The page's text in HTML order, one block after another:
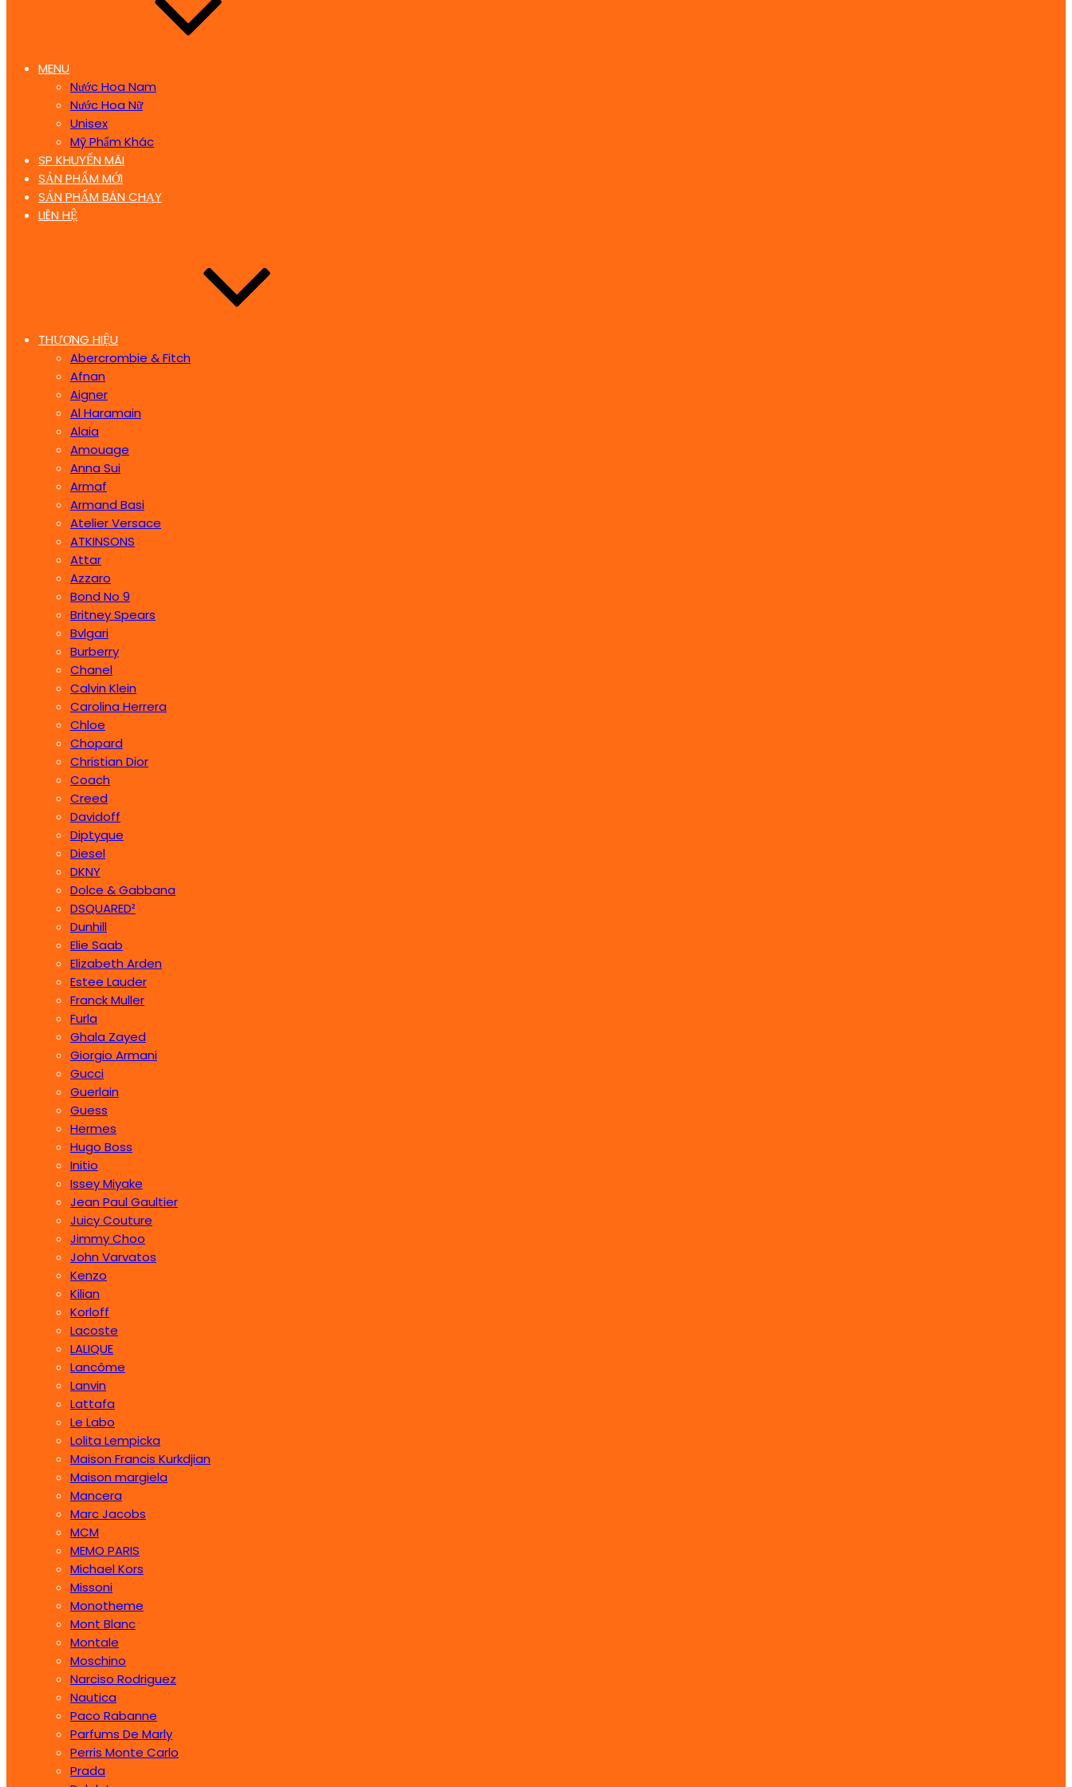
MENU
Nước Hoa Nam
Nước Hoa Nữ
Unisex
Mỹ Phẩm Khác
SP KHUYẾN MÃI
SẢN PHẨM MỚI
SẢN PHẨM BÁN CHẠY
LIÊN HỆ
THƯƠNG HIỆU
Abercrombie & Fitch
Afnan
Aigner
Al Haramain
Alaia
Amouage
Anna Sui
Armaf
Armand Basi
Atelier Versace
ATKINSONS
Attar
Azzaro
Bond No 9
Britney Spears
Bvlgari
Burberry
Chanel
Calvin Klein
Carolina Herrera
Chloe
Chopard
Christian Dior
Coach
Creed
Davidoff
Diptyque
Diesel
DKNY
Dolce & Gabbana
DSQUARED²
Dunhill
Elie Saab
Elizabeth Arden
Estee Lauder
Franck Muller
Furla
Ghala Zayed
Giorgio Armani
Gucci
Guerlain
Guess
Hermes
Hugo Boss
Initio
Issey Miyake
Jean Paul Gaultier
Juicy Couture
Jimmy Choo
John Varvatos
Kenzo
Kilian
Korloff
Lacoste
LALIQUE
Lancôme
Lanvin
Lattafa
Le Labo
Lolita Lempicka
Maison Francis Kurkdjian
Maison margiela
Mancera
Marc Jacobs
MCM
MEMO PARIS
Michael Kors
Missoni
Monotheme
Mont Blanc
Montale
Moschino
Narciso Rodriguez
Nautica
Paco Rabanne
Parfums De Marly
Perris Monte Carlo
Prada